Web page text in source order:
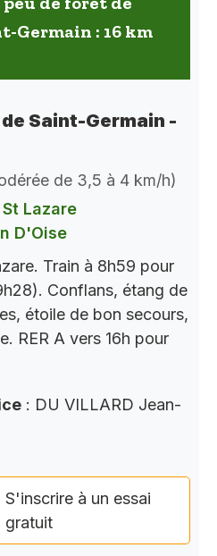
Germain : 16 km
Saint-Germain -
de 3,5 à 4 km/h)
Lazare
D'Oise
Train à 8h59 pour
Conflans, étang de
étoile de bon secours,
RER A vers 16h pour
: DU VILLARD Jean-
S'inscrire à un essai
gratuit